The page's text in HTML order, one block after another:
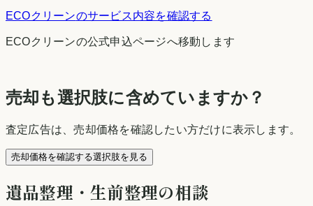
ECOクリーンのサービス内容を確認する
ECOクリーンの公式申込ページへ移動します
売却も選択肢に含めていますか？
査定広告は、売却価格を確認したい方だけに表示します。
売却価格を確認する選択肢を見る
遺品整理・生前整理の相談